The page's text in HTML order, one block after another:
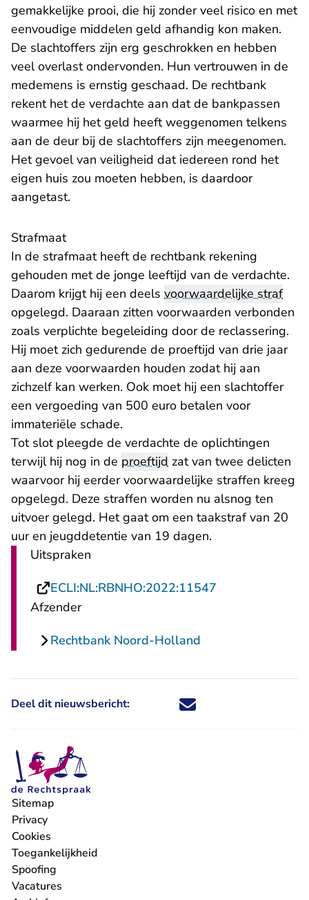
gemakkelijke prooi, die hij zonder veel risico en met
eenvoudige middelen geld afhandig kon maken.
De slachtoffers zijn erg geschrokken en hebben
veel overlast ondervonden. Hun vertrouwen in de
medemens is ernstig geschaad. De rechtbank
rekent het de verdachte aan dat de bankpassen
waarmee hij het geld heeft weggenomen telkens
aan de deur bij de slachtoffers zijn meegenomen.
Het gevoel van veiligheid dat iedereen rond het
eigen huis zou moeten hebben, is daardoor
aangetast.
Strafmaat
In de strafmaat heeft de rechtbank rekening
gehouden met de jonge leeftijd van de verdachte.
Daarom krijgt hij een deels voorwaardelijke straf
opgelegd. Daaraan zitten voorwaarden verbonden
zoals verplichte begeleiding door de reclassering.
Hij moet zich gedurende de proeftijd van drie jaar
aan deze voorwaarden houden zodat hij aan
zichzelf kan werken. Ook moet hij een slachtoffer
een vergoeding van 500 euro betalen voor
immateriële schade.
Tot slot pleegde de verdachte de oplichtingen
terwijl hij nog in de proeftijd zat van twee delicten
waarvoor hij eerder voorwaardelijke straffen kreeg
opgelegd. Deze straffen worden nu alsnog ten
uitvoer gelegd. Het gaat om een taakstraf van 20
uur en jeugddetentie van 19 dagen.
Uitspraken
ECLI:NL:RBNHO:2022:11547
Afzender
Rechtbank Noord-Holland
Deel dit nieuwsbericht: Deel dit nieuwsbericht via X -
Deel dit nieuwsbericht via
Deel dit nieuwsbericht
Deel dit
Sitemap
Privacy
Cookies
Toegankelijkheid
Spoofing
Vacatures
- U verlaat Rechtspraak.nl